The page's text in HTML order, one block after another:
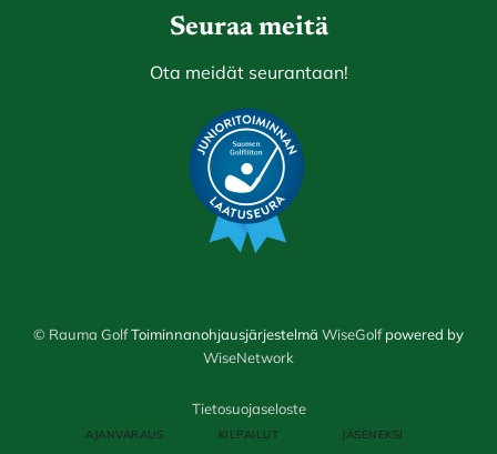
Seuraa meitä
Ota meidät seurantaan!
© Rauma GolfToiminnanohjausjärjestelmä WiseGolfpowered by
WiseNetwork
Tietosuojaseloste